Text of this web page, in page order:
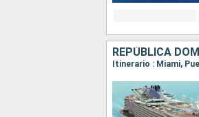
REPÚBLICA
Itinerario : Miami,